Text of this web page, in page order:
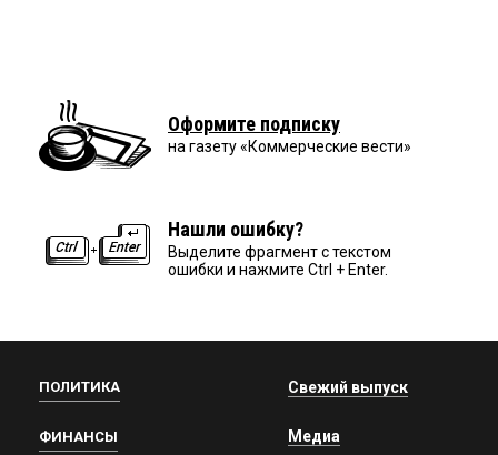
Оформите подписку
на газету «Коммерческие вести»
Нашли ошибку?
Выделите фрагмент с текстом
ошибки и нажмите Ctrl + Enter.
ПОЛИТИКА
ФИНАНСЫ
Свежий выпуск
Медиа